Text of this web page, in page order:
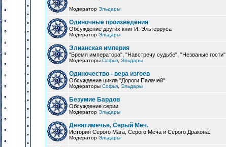
Модератор Эльдары
Одиночные произведения
Обсуждение других книг И. Эльтерруса
Модератор Эльдары
Элианская империя
"Бремя императора", "Навстречу судьбе", "Незваные гости"
Модераторы Софья Эльдары
Одиночество - вера изгоев
Обсуждение цикла "Дороги Палачей"
Модераторы Софья Эльдары
Безумие Бардов
Обсуждение серии
Модератор Эльдары
Девятимечье, Серый Меч.
История Серого Мага, Серого Меча и Серого Дракона.
Модератор Эльдары